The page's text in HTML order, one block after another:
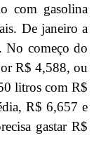
com gasolina
De janeiro a
No começo do
R$ 4,588, ou
litros com R$
R$ 6,657 e
gastar R$